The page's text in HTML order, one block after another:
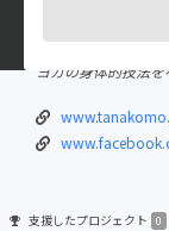
大学・専門学校な
して「声」や「話
ヨガの身体的技法
支援したプロジェクト 0